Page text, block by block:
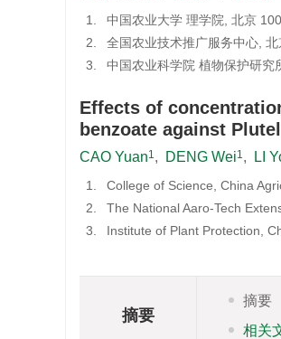
1.
中国农业大学 理学院, 北京
2.
全国农业技术推广服务中心,
3.
中国农业科学院 植物保护研究
Effects of
benzoate against
CAO Yuan1, DENG Wei1, LI
1.
College of Science, China
2.
The National Aaro-Tech
3.
Institute of Plant Protection,
摘要
摘要
相关